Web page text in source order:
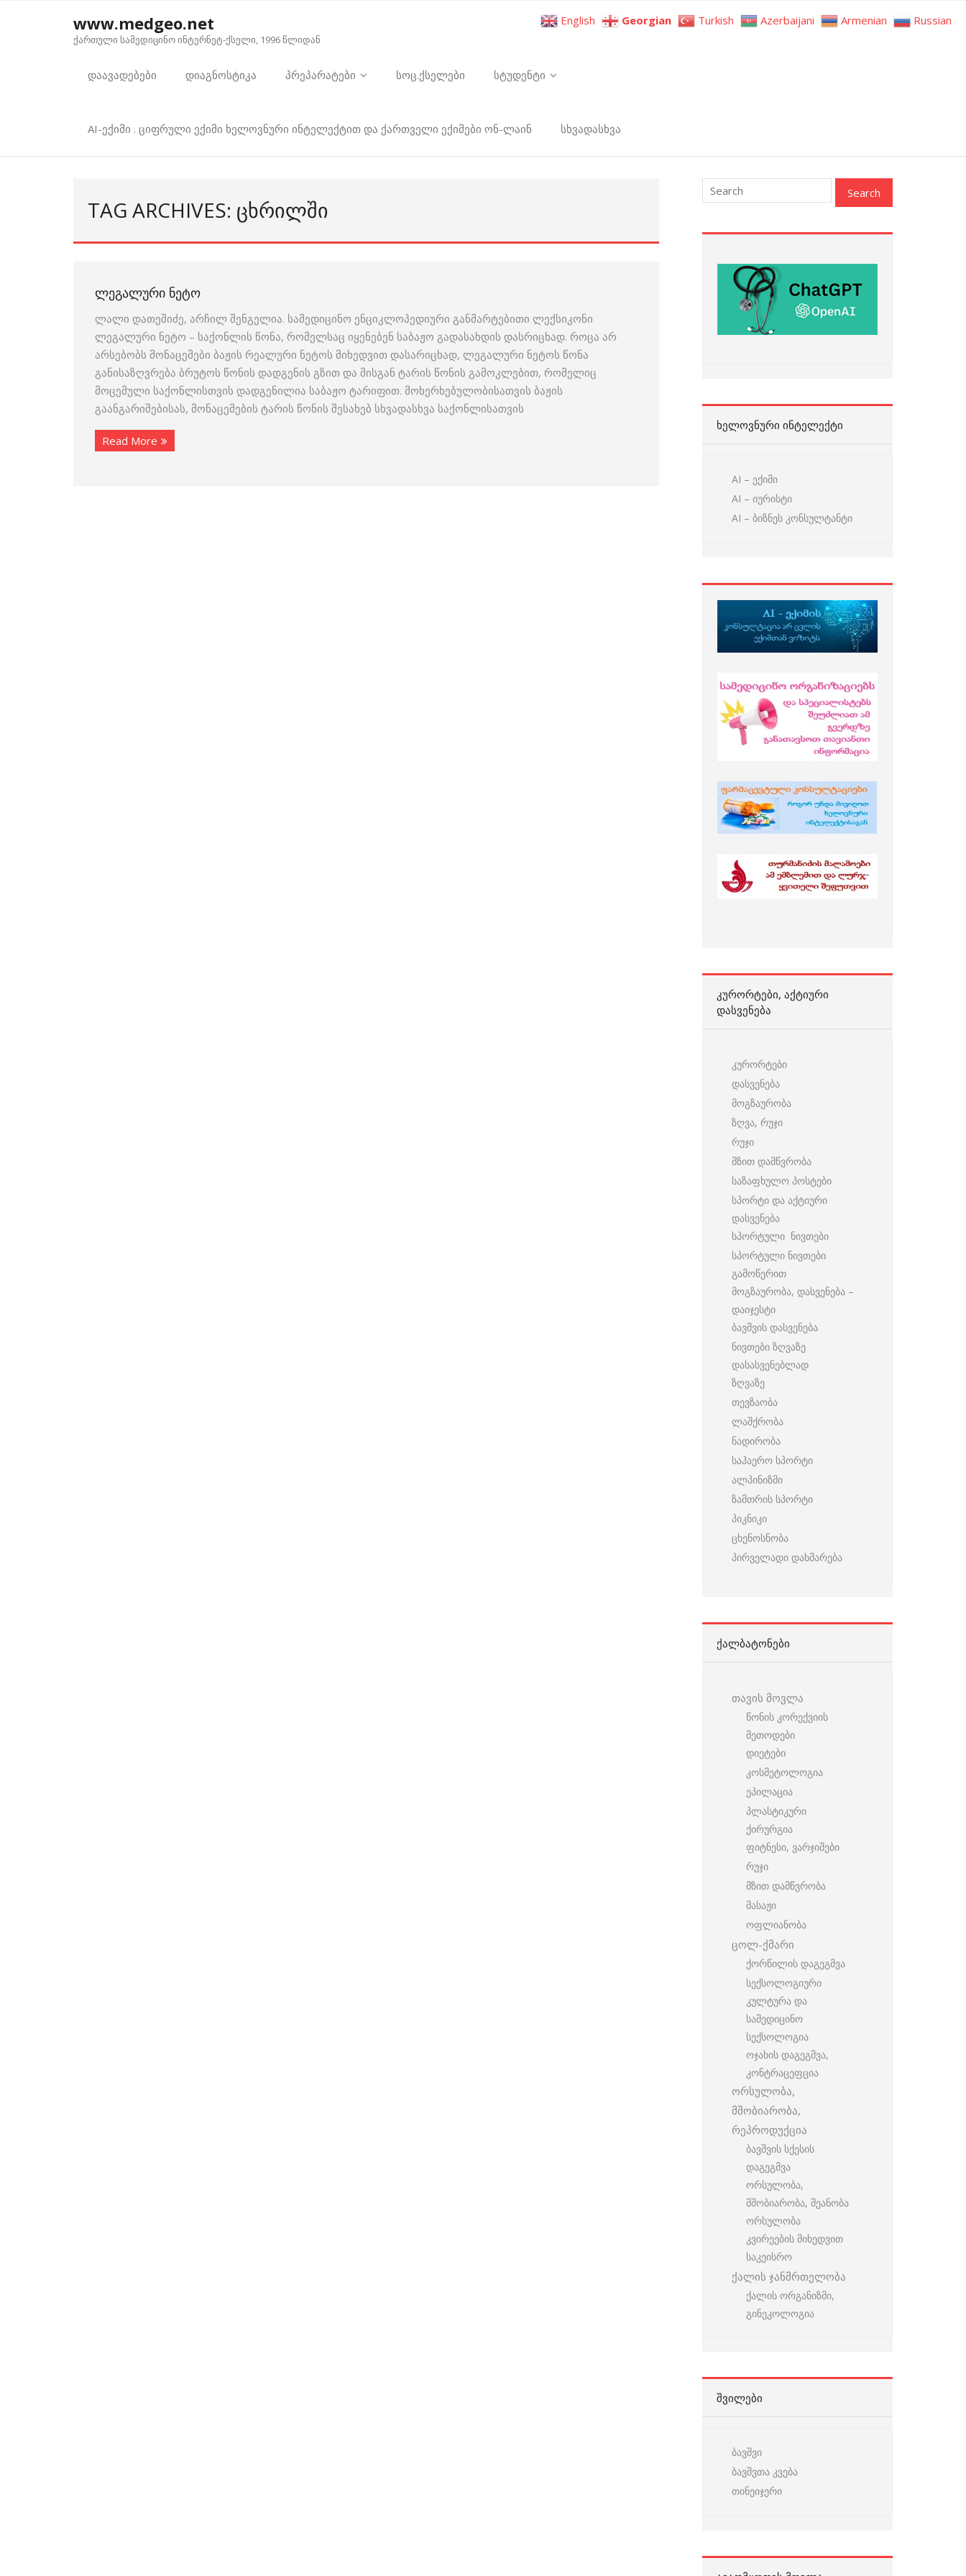
www.medgeo.net
ქართული სამედიცინო ინტერნეტ-ქსელი, 1996 წლიდან
დაავადებები დიაგნოსტიკა პრეპარატები სოც.ქსელები სტუდენტი
AI-ექიმი . ციფრული ექიმი ხელოვნური ინტელექტით და ქართველი ექიმები ონ-ლაინ სხვადასხვა
TAG ARCHIVES: ᲪᲮᲠᲘᲚᲨᲘ
ᲚᲔᲒᲐᲚᲣᲠᲘ ᲜᲔᲢᲝ
ლალი დათეშიძე, არჩილ შენგელია. სამედიცინო ენციკლოპედიური განმარტებითი ლექსიკონი
ლეგალური ნეტო – საქონლის წონა, რომელსაც იყენებენ საბაჟო გადასახდის დასრიცხად. როცა არ
არსებობს მონაცემები ბაჟის რეალური ნეტოს მიხედვით დასარიცხად, ლეგალური ნეტოს წონა
განისაზღვრება ბრუტოს წონის დადგენის გზით და მისგან ტარის წონის გამოკლებით, რომელიც
მოცემული საქონლისთვის დადგენილია საბაჟო ტარიფით. მოხერხებულობისათვის ბაჟის
გაანგარიშებისას, მონაცემების ტარის წონის შესახებ სხვადასხვა საქონლისათვის
Read More
ᲮᲔᲚᲝᲕᲜᲣᲠᲘ ᲘᲜᲢᲔᲚᲔᲥᲢᲘ
AI – ექიმი
AI – იურისტი
AI – ბიზნეს კონსულტანტი
ᲙᲣᲠᲝᲠᲢᲔᲑᲘ, ᲐᲥᲢᲘᲣᲠᲘ
ᲓᲐᲡᲕᲔᲜᲔᲑᲐ
კურორტები
დასვენება
მოგზაურობა
ზღვა, რუჯი
რუჯი
მზით დამწვრობა
საზაფხულო პოსტები
სპორტი და აქტიური
დასვენება
სპორტული ნივთები
სპორტული ნივთები
გამოწერით
მოგზაურობა, დასვენება –
დაიჯესტი
ბავშვის დასვენება
ნივთები ზღვაზე
დასასვენებლად
ზღვაზე
თევზაობა
ლაშქრობა
ნადირობა
საჰაერო სპორტი
ალპინიზმი
ზამთრის სპორტი
პიკნიკი
ცხენოსნობა
პირველადი დახმარება
ᲥᲐᲚᲑᲐᲢᲝᲜᲔᲑᲘ
თავის მოვლა
წონის კორექვიის
მეთოდები
დიეტები
კოსმეტოლოგია
ეპილაცია
პლასტიკური
ქირურგია
ფიტნესი, ვარჯიშები
რუჯი
მზით დამწვრობა
მასაჟი
ოფლიანობა
ცოლ-ქმარი
ქორწილის დაგეგმვა
სექსოლოგიური
კულტურა და
სამედიცინო
სექსოლოგია
ოჯახის დაგეგმვა,
კონტრაცეფცია
ორსულობა,
მშობიარობა,
რეპროდუქცია
ბავშვის სქესის
დაგეგმვა
ორსულობა,
მშობიარობა, მეანობა
ორსულობა
კვირეების მიხედვით
საკეისრო
ქალის ჯანმრთელობა
ქალის ორგანიზმი,
გინეკოლოგია
ᲨᲕᲘᲚᲔᲑᲘ
ბავშვი
ბავშვთა კვება
თინეიჯერი
English Georgian Turkish Azerbaijani Armenian Russian